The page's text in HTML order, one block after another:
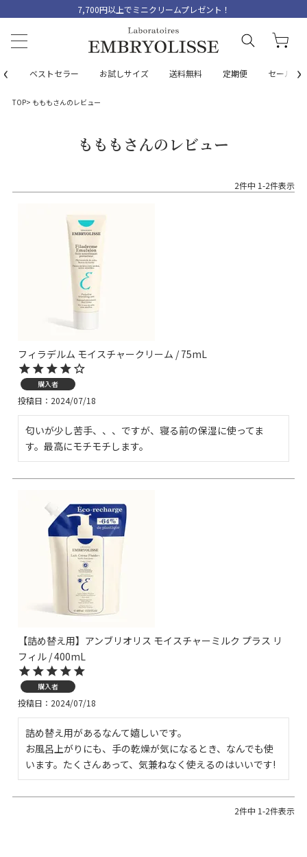
7,700円以上でミニクリームプレゼント！
‹ ベストセラー お試しサイズ 送料無料 定期便 セール ›
TOP もももさんのレビュー
もももさんのレビュー
2件中 1-2件表示
フィラデルム モイスチャークリーム / 75mL
購入者
投稿日 2024/07/18
匂いが少し苦手、、、ですが、寝る前の保湿に使ってま
す。最高にモチモチします。
【詰め替え用】アンブリオリス モイスチャーミルク プラス リ
フィル / 400mL
購入者
投稿日 2024/07/18
詰め替え用があるなんて嬉しいです。
お風呂上がりにも、手の乾燥が気になるとき、なんでも使
います。たくさんあって、気兼ねなく使えるのはいいです!
2件中 1-2件表示